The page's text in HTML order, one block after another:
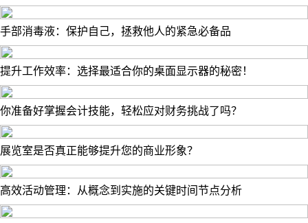
手部消毒液：保护自己，拯救他人的紧急必备品
提升工作效率：选择最适合你的桌面显示器的秘密！
你准备好掌握会计技能，轻松应对财务挑战了吗？
展览室是否真正能够提升您的商业形象？
高效活动管理：从概念到实施的关键时间节点分析